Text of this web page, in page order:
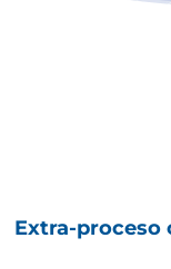
Extra-proceso